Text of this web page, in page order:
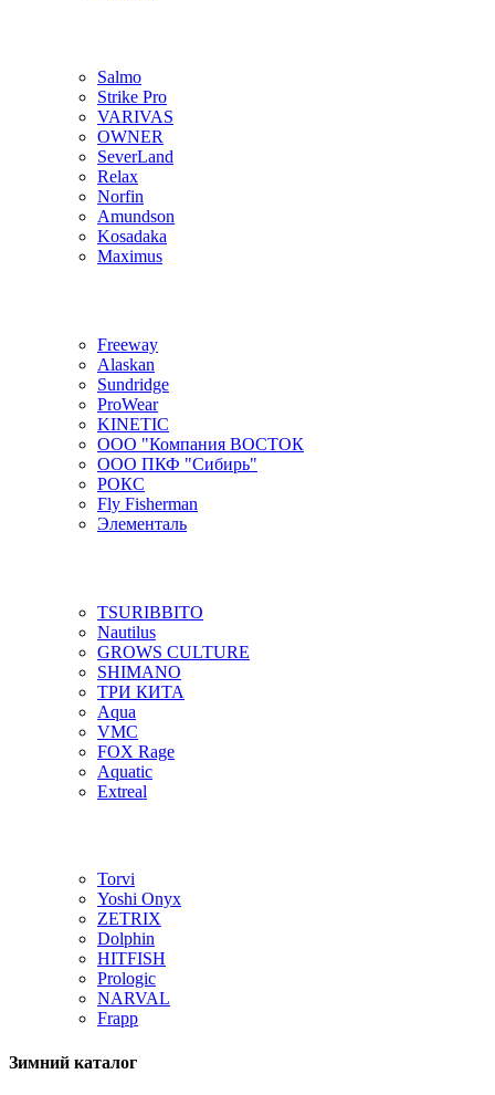
Salmo
Strike Pro
VARIVAS
OWNER
SeverLand
Relax
Norfin
Amundson
Kosadaka
Maximus
Freeway
Alaskan
Sundridge
ProWear
KINETIC
ООО "Компания ВОСТОК
ООО ПКФ "Сибирь"
РОКС
Fly Fisherman
Элементаль
TSURIBBITO
Nautilus
GROWS CULTURE
SHIMANO
ТРИ КИТА
Aqua
VMC
FOX Rage
Aquatic
Extreal
Torvi
Yoshi Onyx
ZETRIX
Dolphin
HITFISH
Prologic
NARVAL
Frapp
Зимний каталог